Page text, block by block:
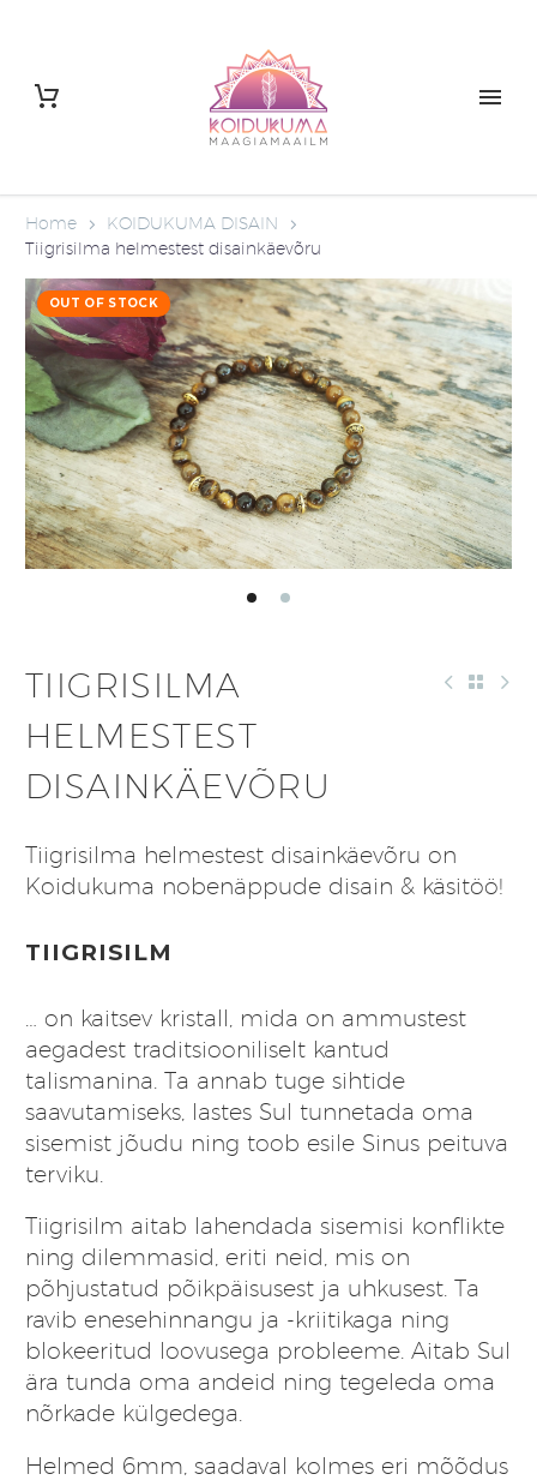
Home
KOIDUKUMA DISAIN
Tiigrisilma helmestest disainkäevõru
OUT OF STOCK
TIIGRISILMA
HELMESTEST
DISAINKÄEVÕRU
Tiigrisilma helmestest disainkäevõru on
Koidukuma nobenäppude disain & käsitöö!
TIIGRISILM
… on kaitsev kristall, mida on ammustest
aegadest traditsiooniliselt kantud
talismanina. Ta annab tuge sihtide
saavutamiseks, lastes Sul tunnetada oma
sisemist jõudu ning toob esile Sinus peituva
terviku.
Tiigrisilm aitab lahendada sisemisi konflikte
ning dilemmasid, eriti neid, mis on
põhjustatud põikpäisusest ja uhkusest. Ta
ravib enesehinnangu ja -kriitikaga ning
blokeeritud loovusega probleeme. Aitab Sul
ära tunda oma andeid ning tegeleda oma
nõrkade külgedega.
Helmed 6mm, saadaval kolmes eri mõõdus